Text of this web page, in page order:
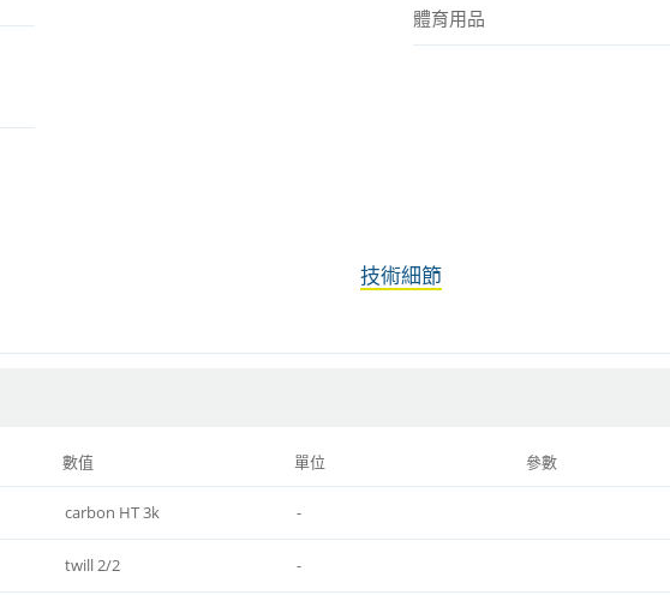
體育用品
技術細節
數值 單位 參數
carbon HT 3k -
twill 2/2 -